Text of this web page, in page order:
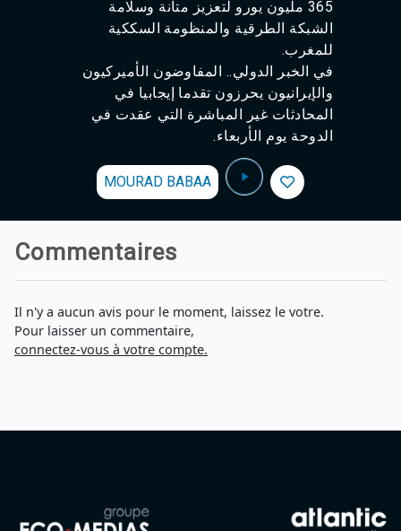
365 مليون يورو لتعزيز متانة وسلامة
الشبكة الطرقية والمنظومة السككية
للمغرب.
في الخبر الدولي.. المفاوضون الأميركيون
والإيرانيون يحرزون تقدما إيجابيا في
المحادثات غير المباشرة التي عقدت في
الدوحة يوم الأربعاء.
MOURAD BABAA
Commentaires
Il n'y a aucun avis pour le moment, laissez le votre.
Pour laisser un commentaire,
connectez-vous à votre compte.